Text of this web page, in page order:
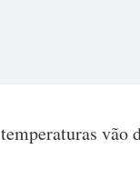
vão